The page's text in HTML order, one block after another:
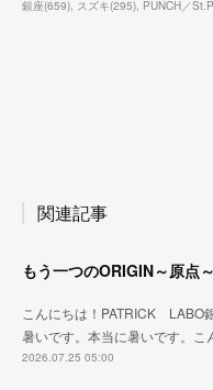
銀座(659) スズキ(295) PUNCH／
関連記事
もう一つのORIGIN～原点～
こんにちは！PATRICK LABO
暑いです。本当に暑いです。
2026.07.25 05:00